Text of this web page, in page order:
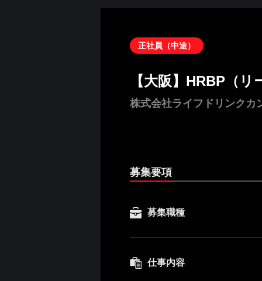
正社員（中途）
【大阪】HRBP（
株式会社ライフドリンクカ
募集要項
募集職種
仕事内容